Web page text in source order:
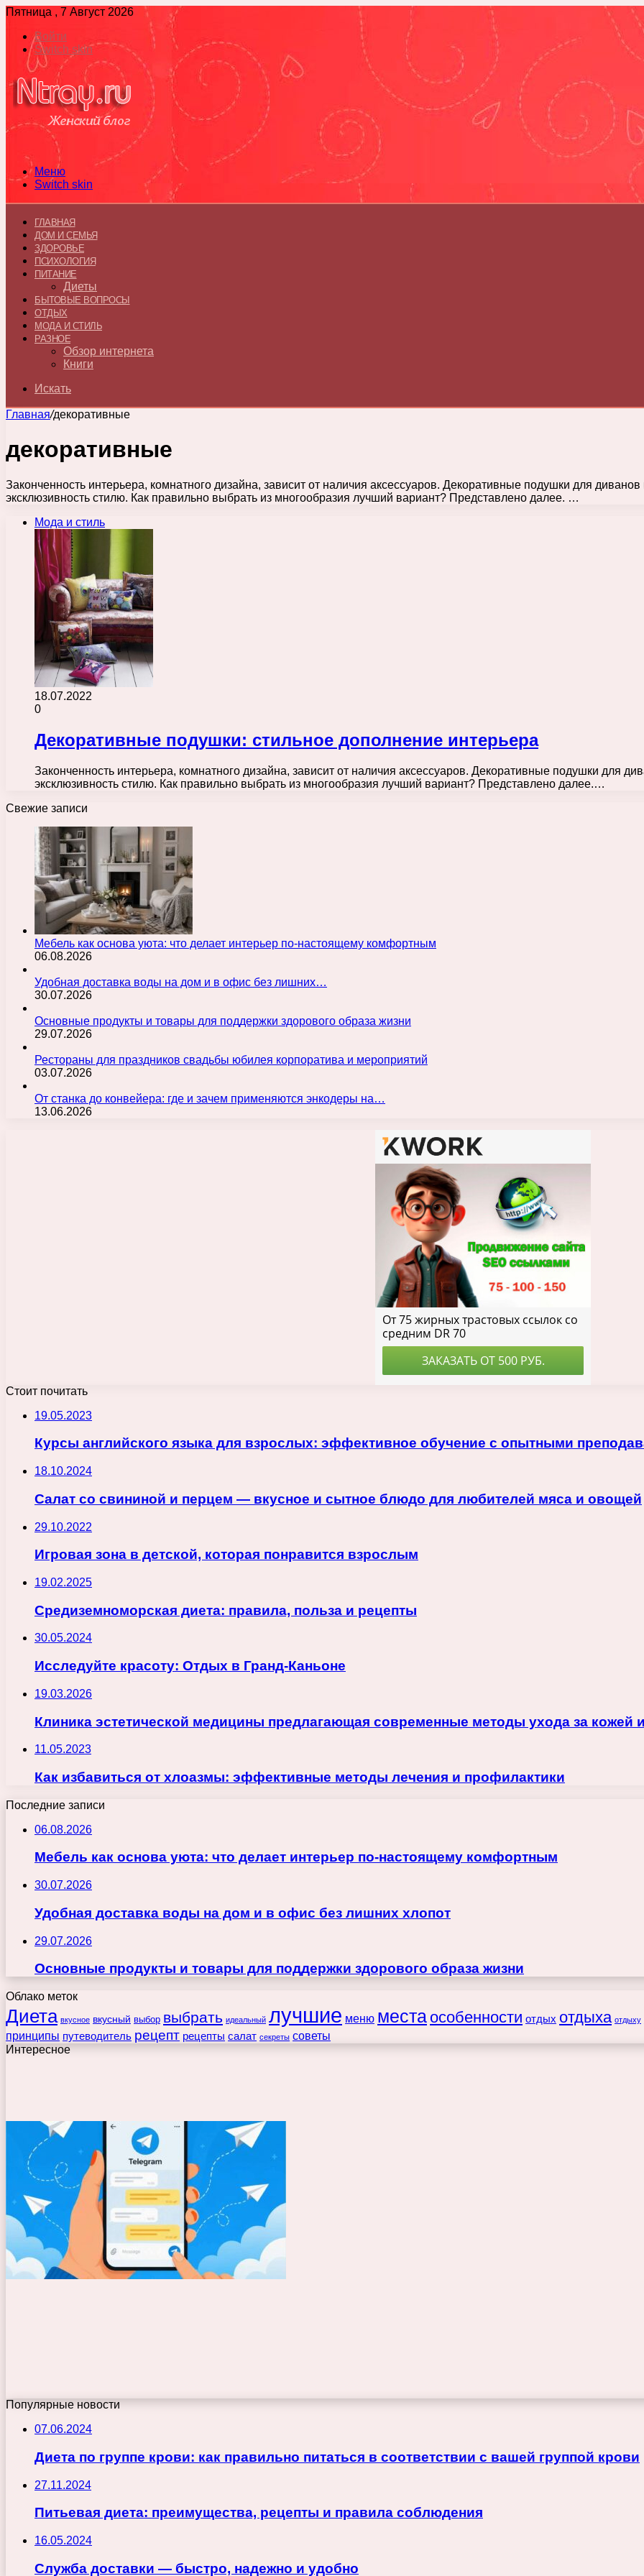
Пятница , 7 Август 2026
Войти
Switch skin
Меню
Switch skin
ГЛАВНАЯ
ДОМ И СЕМЬЯ
ЗДОРОВЬЕ
ПСИХОЛОГИЯ
ПИТАНИЕ
Диеты
БЫТОВЫЕ ВОПРОСЫ
ОТДЫХ
МОДА И СТИЛЬ
РАЗНОЕ
Обзор интернета
Книги
Искать
Главная/декоративные
декоративные
Законченность интерьера, комнатного дизайна, зависит от наличия аксессуаров. Декоративные подушки для
эксклюзивность стилю. Как правильно выбрать из многообразия лучший вариант? Представлено далее. …
Мода и стиль
18.07.2022
0
Декоративные подушки: стильное дополнение интерьера
Законченность интерьера, комнатного дизайна, зависит от наличия аксессуаров. Декоративные подушки для
эксклюзивность стилю. Как правильно выбрать из многообразия лучший вариант? Представлено далее.…
Свежие записи
Мебель как основа уюта: что делает интерьер по-настоящему комфортным
06.08.2026
Удобная доставка воды на дом и в офис без лишних…
30.07.2026
Основные продукты и товары для поддержки здорового образа жизни
29.07.2026
Рестораны для праздников свадьбы юбилея корпоратива и мероприятий
03.07.2026
От станка до конвейера: где и зачем применяются энкодеры на…
13.06.2026
Стоит почитать
19.05.2023
Курсы английского языка для взрослых: эффективное обучение с опытными
18.10.2024
Салат со свининой и перцем — вкусное и сытное блюдо для любителей мяса и овощей
29.10.2022
Игровая зона в детской, которая понравится взрослым
19.02.2025
Средиземноморская диета: правила, польза и рецепты
30.05.2024
Исследуйте красоту: Отдых в Гранд-Каньоне
19.03.2026
Клиника эстетической медицины предлагающая современные методы ухода за кожей
11.05.2023
Как избавиться от хлоазмы: эффективные методы лечения и профилактики
Последние записи
06.08.2026
Мебель как основа уюта: что делает интерьер по-настоящему комфортным
30.07.2026
Удобная доставка воды на дом и в офис без лишних хлопот
29.07.2026
Основные продукты и товары для поддержки здорового образа жизни
Облако меток
Диета вкусное вкусный выбор выбрать идеальный лучшие меню места особенности отдых отдыха отдыху
принципы путеводитель рецепт рецепты салат секреты советы
Интересное
Популярные новости
07.06.2024
Диета по группе крови: как правильно питаться в соответствии с вашей группой крови
27.11.2024
Питьевая диета: преимущества, рецепты и правила соблюдения
16.05.2024
Служба доставки — быстро, надежно и удобно